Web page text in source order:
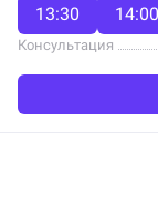
13:30
14:00
Консультация